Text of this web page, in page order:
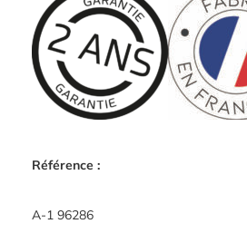
Référence :
A-1 96286